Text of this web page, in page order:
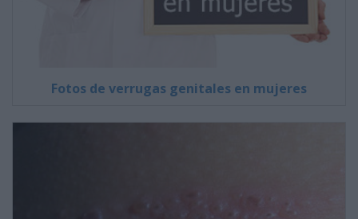
Fotos de verrugas genitales en mujeres